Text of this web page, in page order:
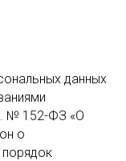
данных
№ 152-ФЗ «О
о